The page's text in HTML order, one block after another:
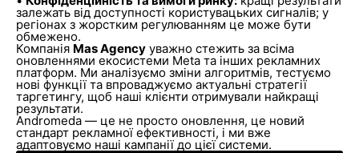
залежать від доступності користувацьких сигналів; у
регіонах з жорстким регулюванням це може бути
обмежено.
Компанія Mas Agencyуважно стежить за всіма
оновленнями екосистеми Meta та інших рекламних
платформ. Ми аналізуємо зміни алгоритмів, тестуємо
нові функції та впроваджуємо актуальні стратегії
таргетингу, щоб наші клієнти отримували найкращі
результати.
Andromeda — це не просто оновлення, це новий
стандарт рекламної ефективності, і ми вже
адаптовуємо наші кампанії до цієї системи.